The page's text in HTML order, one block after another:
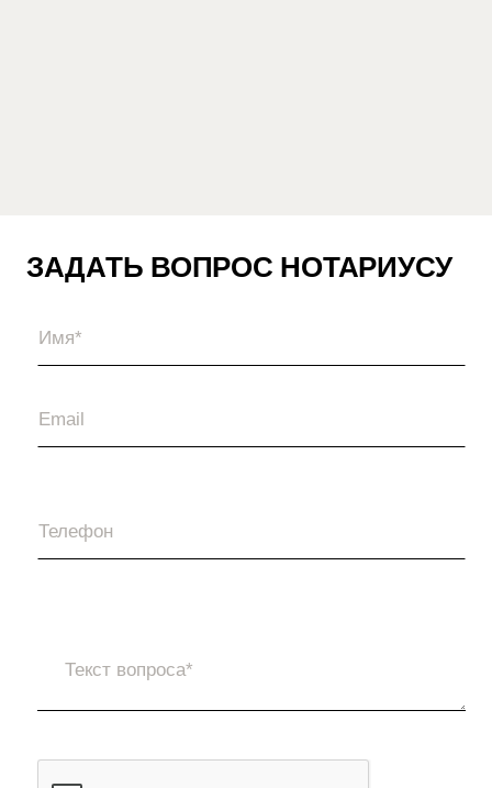
ЗАДАТЬ ВОПРОС НОТАРИУСУ